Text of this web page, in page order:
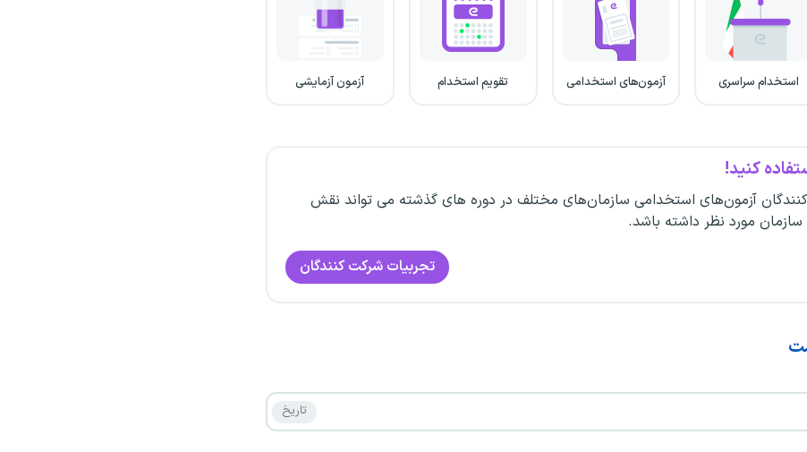
استخدام سراسری آزمون‌های استخدامی تقویم استخدام آزمون آزمایشی
کنید!
آزمون‌های استخدامی سازمان‌های مختلف در دوره های گذشته می تواند نقش
مورد نظر داشته باشد.
تجربیات شرکت کنندگان